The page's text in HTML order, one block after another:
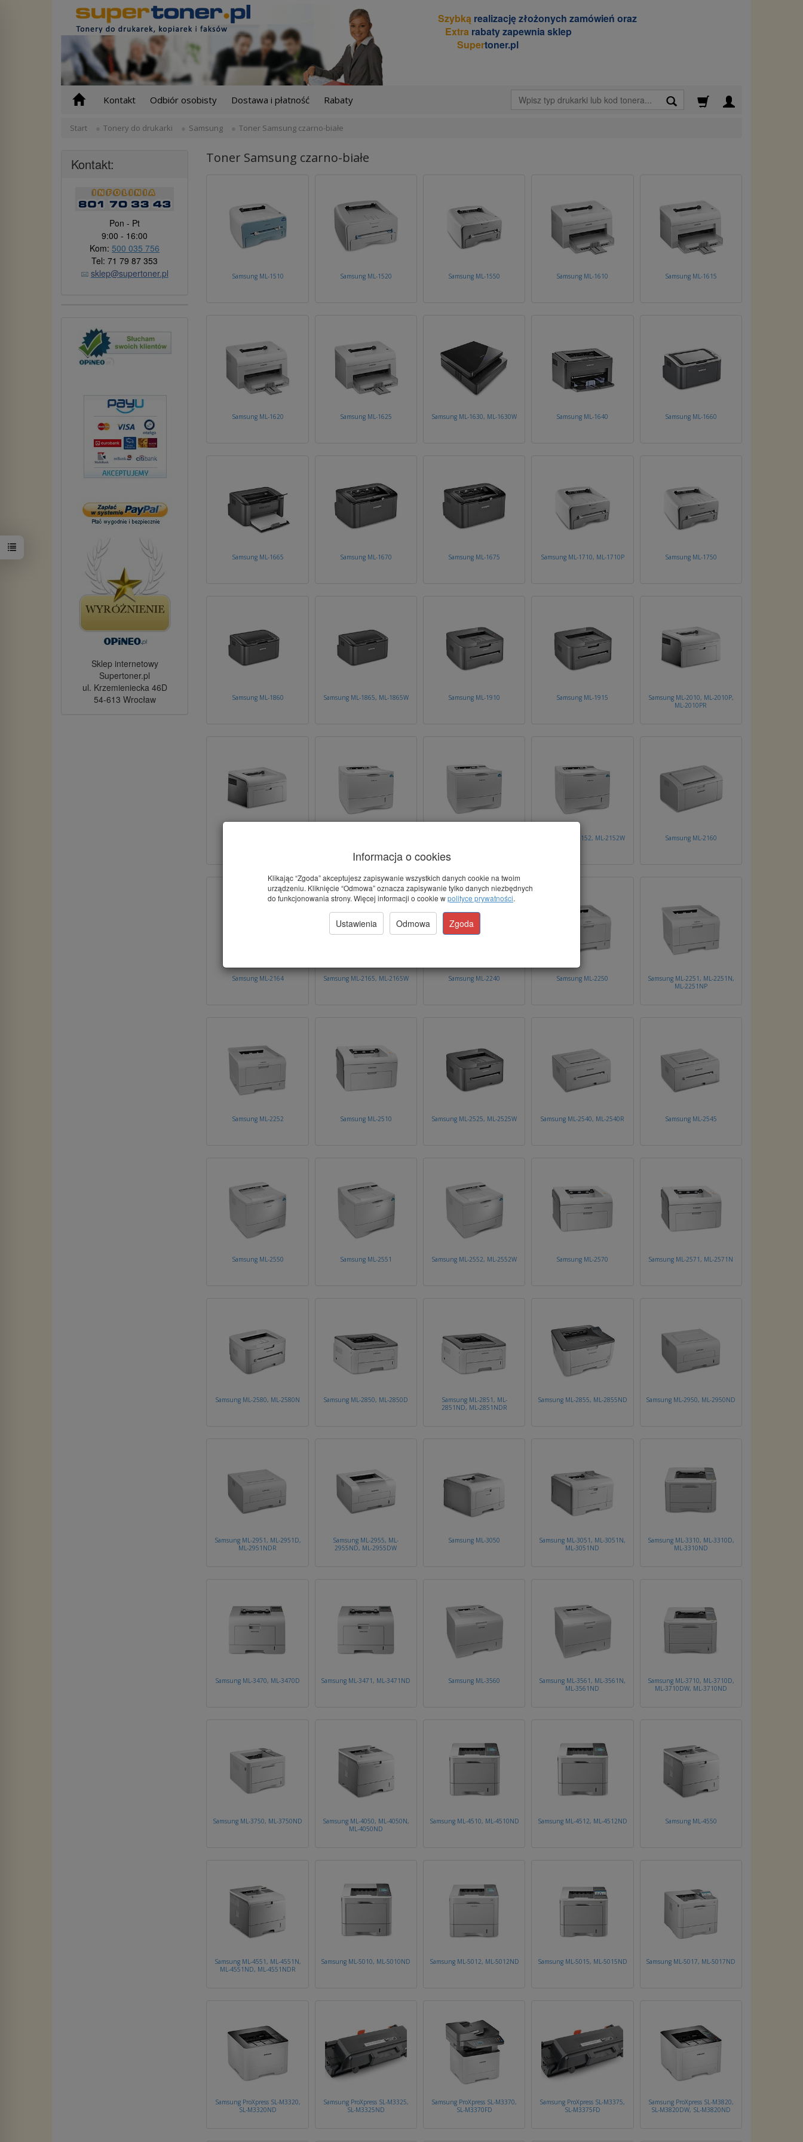
Szybką realizację złożonych zamówień oraz
Extra rabaty zapewnia sklep
Supertoner.pl
Wyszukaj
Kontakt Odbiór osobisty Dostawa i płatność Rabaty
Start Tonery do drukarki Samsung Toner Samsung czarno-białe
Toner Samsung czarno-białe
Samsung ML-1510 Samsung ML-1520 Samsung ML-1550 Samsung ML-1610 Samsung ML-1615
Samsung ML-1620 Samsung ML-1625 Samsung ML-1630, ML-1630W Samsung ML-1640 Samsung ML-1660
Samsung ML-1665 Samsung ML-1670 Samsung ML-1675 Samsung ML-1710, ML-1710P Samsung ML-1750
Samsung ML-1860 Samsung ML-1865, ML-1865W Samsung ML-1910 Samsung ML-1915
Samsung ML-2010, ML-2010P,
ML-2010PR
Samsung ML-2152, ML-2152W Samsung ML-2160
Samsung ML-2164 Samsung ML-2165, ML-2165W Samsung ML-2240 Samsung ML-2250
Samsung ML-2251, ML-2251N,
ML-2251NP
Samsung ML-2252 Samsung ML-2510 Samsung ML-2525, ML-2525W Samsung ML-2540, ML-2540R Samsung ML-2545
Samsung ML-2550 Samsung ML-2551 Samsung ML-2552, ML-2552W Samsung ML-2570 Samsung ML-2571, ML-2571N
Samsung ML-2580, ML-2580N Samsung ML-2850, ML-2850D
Samsung ML-2851, ML-
2851ND, ML-2851NDR
Samsung ML-2855, ML-2855ND Samsung ML-2950, ML-2950ND
Samsung ML-2951, ML-2951D,
ML-2951NDR
Samsung ML-2955, ML-
2955ND, ML-2955DW
Samsung ML-3050
Samsung ML-3051, ML-3051N,
ML-3051ND
Samsung ML-3310, ML-3310D,
ML-3310ND
Samsung ML-3470, ML-3470D Samsung ML-3471, ML-3471ND Samsung ML-3560
Samsung ML-3561, ML-3561N,
ML-3561ND
Samsung ML-3710, ML-3710D,
ML-3710DW, ML-3710ND
Samsung ML-3750, ML-3750ND
Samsung ML-4050, ML-4050N,
ML-4050ND
Samsung ML-4510, ML-4510ND Samsung ML-4512, ML-4512ND Samsung ML-4550
Samsung ML-4551, ML-4551N,
ML-4551ND, ML-4551NDR
Samsung ML-5010, ML-5010ND Samsung ML-5012, ML-5012ND Samsung ML-5015, ML-5015ND Samsung ML-5017, ML-5017ND
Samsung ProXpress SL-M3320,
SL-M3320ND
Samsung ProXpress SL-M3325,
SL-M3325ND
Samsung ProXpress SL-M3370,
SL-M3370FD
Samsung ProXpress SL-M3375,
SL-M3375FD
Samsung ProXpress SL-M3820,
SL-M3820DW, SL-M3820ND
Kontakt:
Pon - Pt
9:00 - 16:00
Kom:500 035 756
Tel: 71 79 87 353
sklep@supertoner.pl
Sklep internetowy
Supertoner.pl
ul. Krzemieniecka 46D
54-613 Wrocław
Informacja o cookies
Klikając “Zgoda” akceptujesz zapisywanie wszystkich danych cookie na twoim
urządzeniu. Kliknięcie “Odmowa” oznacza zapisywanie tylko danych niezbędnych
do funkcjonowania strony. Więcej informacji o cookie wpolityce prywatności.
Ustawienia Odmowa Zgoda